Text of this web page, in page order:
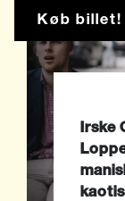
Køb billet!
Irske